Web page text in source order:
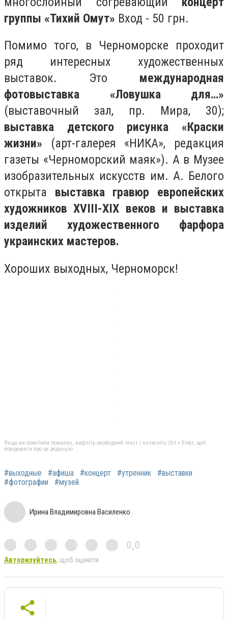
группы «Тихий Омут» Вход - 50 грн.
Помимо того, в Черноморске проходит
ряд интересных художественных
выставок. Это международная
фотовыставка «Ловушка для…»
(выставочный зал, пр. Мира, 30);
выставка детского рисунка «Краски
жизни» (арт-галерея «НИКА», редакция
газеты «Черноморский маяк»). А в Музее
изобразительных искусств им. А. Белого
открыта выставка гравюр европейских
художников XVIII-XIX веков и выставка
изделий художественного фарфора
украинских мастеров.
Хороших выходных, Черноморск!
Якщо ви помітили помилку, виділіть необхідний текст і натисніть Ctrl + Enter, щоб
повідомити про це редакцію
#выходные #афиша #концерт #утренник
#выставки
#фотографии
#музей
Ирина Владимировна Василенко
0,0
Авторизуйтесь, щоб оцінити